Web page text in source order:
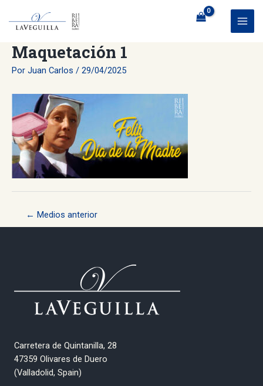
contenido
Maquetación 1
Por Juan Carlos / 29/04/2025
Navegación
← Medios anterior
Carretera de Quintanilla, 28
47359 Olivares de Duero
(Valladolid, Spain)